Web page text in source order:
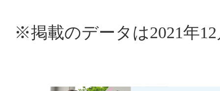
※掲載のデータは2021年